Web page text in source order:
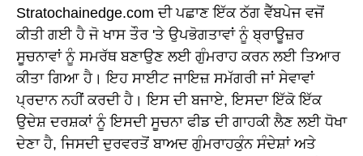
Stratochainedge.com ਦੀ ਪਛਾਣ ਇੱਕ ਠੱਗ ਵੈੱਬਪੇਜ ਵਜੋਂ
ਕੀਤੀ ਗਈ ਹੈ ਜੋ ਖਾਸ ਤੌਰ 'ਤੇ ਉਪਭੋਗਤਾਵਾਂ ਨੂੰ ਬ੍ਰਾਊਜ਼ਰ
ਸੂਚਨਾਵਾਂ ਨੂੰ ਸਮਰੱਥ ਬਣਾਉਣ ਲਈ ਗੁੰਮਰਾਹ ਕਰਨ ਲਈ ਤਿਆਰ
ਕੀਤਾ ਗਿਆ ਹੈ। ਇਹ ਸਾਈਟ ਜਾਇਜ਼ ਸਮੱਗਰੀ ਜਾਂ ਸੇਵਾਵਾਂ
ਪ੍ਰਦਾਨ ਨਹੀਂ ਕਰਦੀ ਹੈ। ਇਸ ਦੀ ਬਜਾਏ, ਇਸਦਾ ਇੱਕੋ ਇੱਕ
ਉਦੇਸ਼ ਦਰਸ਼ਕਾਂ ਨੂੰ ਇਸਦੀ ਸੂਚਨਾ ਫੀਡ ਦੀ ਗਾਹਕੀ ਲੈਣ ਲਈ ਧੋਖਾ
ਦੇਣਾ ਹੈ, ਜਿਸਦੀ ਦੁਰਵਰਤੋਂ ਬਾਅਦ ਗੁੰਮਰਾਹਕੁੰਨ ਸੰਦੇਸ਼ਾਂ ਅਤੇ